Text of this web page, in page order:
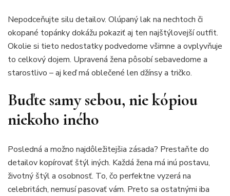
Nepodceňujte silu detailov. Olúpaný lak na nechtoch či
okopané topánky dokážu pokaziť aj ten najštýlovejší outfit.
Okolie si tieto nedostatky podvedome všimne a ovplyvňuje
to celkový dojem. Upravená žena pôsobí sebavedome a
starostlivo – aj keď má oblečené len džínsy a tričko.
Buďte samy sebou, nie kópiou
niekoho iného
Posledná a možno najdôležitejšia zásada? Prestaňte do
detailov kopírovať štýl iných. Každá žena má inú postavu,
životný štýl a osobnosť. To, čo perfektne vyzerá na
celebritách, nemusí pasovať vám. Preto sa ostatnými iba